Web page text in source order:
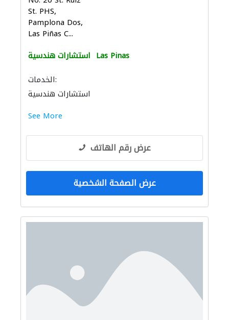
St. PHS,
Pamplona Dos,
Las Piñas C...
استشارات هندسية Las Pinas
الخدمات:
استشارات هندسية
See More
عرض رقم الهاتف
عرض الصفحة الشخصية